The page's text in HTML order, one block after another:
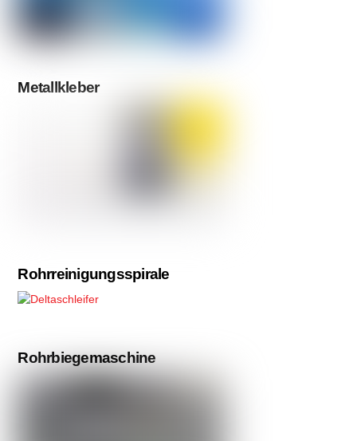
Metallkleber
Rohrreinigungsspirale
Rohrbiegemaschine